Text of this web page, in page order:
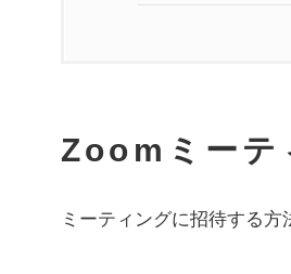
Zoomミーテ
ミーティングに招待する方